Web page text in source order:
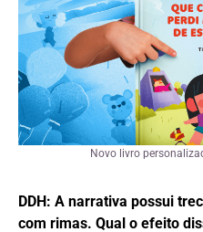
Novo livro
DDH: A narrativa possui
com rimas. Qual o efeito